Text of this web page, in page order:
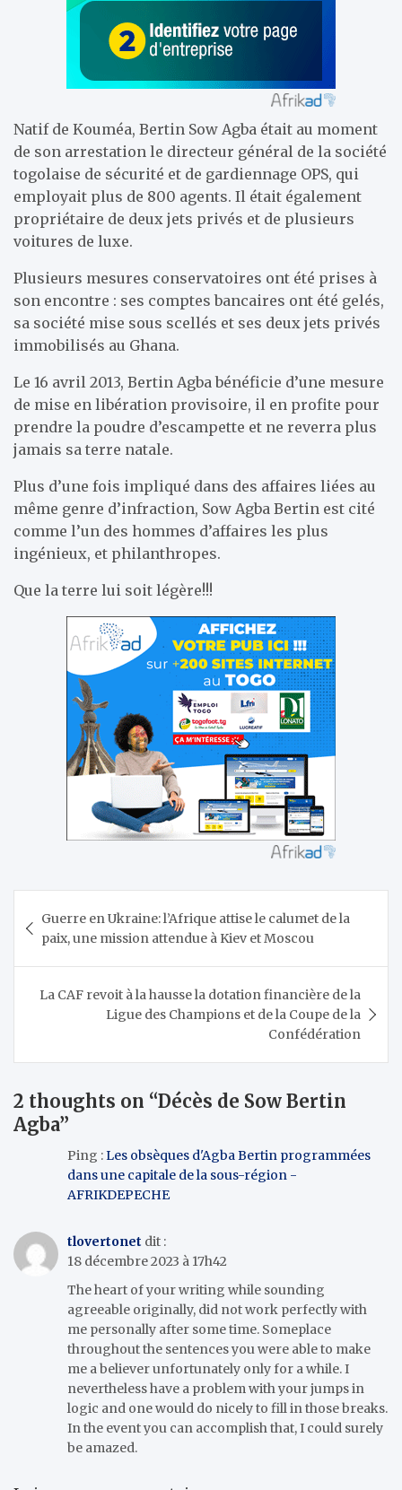
Natif de Kouméa, Bertin Sow Agba était au moment
de son arrestation le directeur général de la société
togolaise de sécurité et de gardiennage OPS, qui
employait plus de 800 agents. Il était également
propriétaire de deux jets privés et de plusieurs
voitures de luxe.
Plusieurs mesures conservatoires ont été prises à
son encontre : ses comptes bancaires ont été gelés,
sa société mise sous scellés et ses deux jets privés
immobilisés au Ghana.
Le 16 avril 2013, Bertin Agba bénéficie d’une mesure
de mise en libération provisoire, il en profite pour
prendre la poudre d’escampette et ne reverra plus
jamais sa terre natale.
Plus d’une fois impliqué dans des affaires liées au
même genre d’infraction, Sow Agba Bertin est cité
comme l’un des hommes d’affaires les plus
ingénieux, et philanthropes.
Que la terre lui soit légère!!!
de
l’article
Guerre en Ukraine: l’Afrique attise le calumet de la
paix, une mission attendue à Kiev et Moscou
La CAF revoit à la hausse la dotation financière de la
Ligue des Champions et de la Coupe de la
Confédération
2 thoughts on “Décès de Sow Bertin
Agba”
Ping :Les obsèques d'Agba Bertin programmées
dans une capitale de la sous-région -
AFRIKDEPECHE
tlovertonet dit :
18 décembre 2023 à 17h42
The heart of your writing while sounding
agreeable originally, did not work perfectly with
me personally after some time. Someplace
throughout the sentences you were able to make
me a believer unfortunately only for a while. I
nevertheless have a problem with your jumps in
logic and one would do nicely to fill in those breaks.
In the event you can accomplish that, I could surely
be amazed.